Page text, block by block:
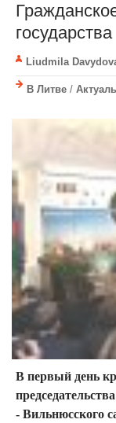
государства
Liudmila
В Литве /
В первый день
- Вильнюсского